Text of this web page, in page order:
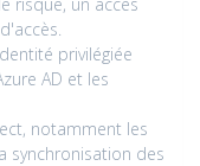
privilégiée
AD et les
notamment les
synchronisation des